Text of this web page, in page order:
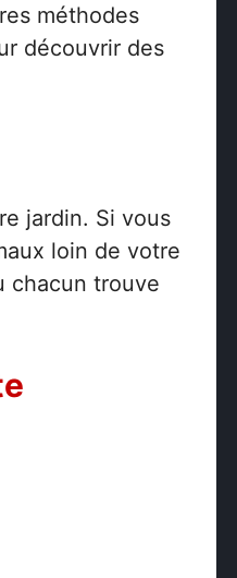
méthodes
découvrir des
jardin. Si vous
loin de votre
chacun trouve